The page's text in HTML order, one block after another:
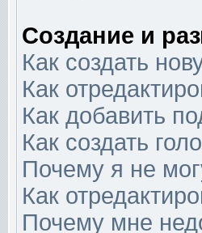
Создание и
Как создать
Как
Как добавить
Как создать
Почему я не
Как
Почему мне